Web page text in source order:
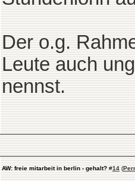
Der o.g.
Leute auch
nennst.
AW: freie mitarbeit in berlin - gehalt? #14 (